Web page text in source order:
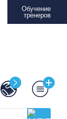
Обучение
тренеров